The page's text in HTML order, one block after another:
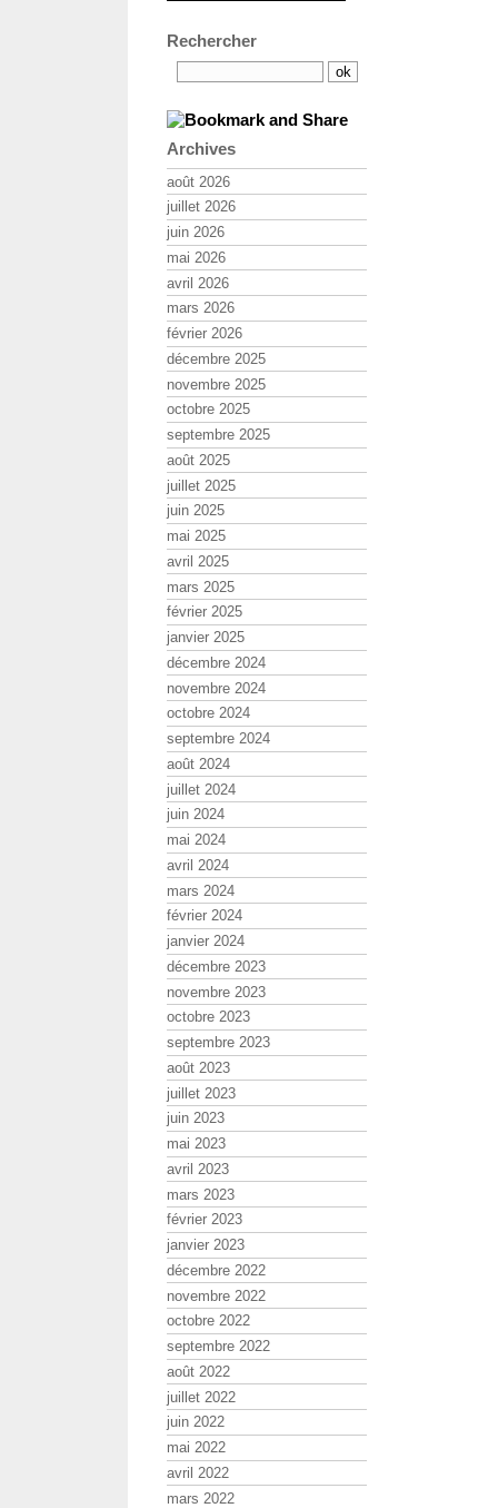
Rechercher
Archives
août 2026
juillet 2026
juin 2026
mai 2026
avril 2026
mars 2026
février 2026
décembre 2025
novembre 2025
octobre 2025
septembre 2025
août 2025
juillet 2025
juin 2025
mai 2025
avril 2025
mars 2025
février 2025
janvier 2025
décembre 2024
novembre 2024
octobre 2024
septembre 2024
août 2024
juillet 2024
juin 2024
mai 2024
avril 2024
mars 2024
février 2024
janvier 2024
décembre 2023
novembre 2023
octobre 2023
septembre 2023
août 2023
juillet 2023
juin 2023
mai 2023
avril 2023
mars 2023
février 2023
janvier 2023
décembre 2022
novembre 2022
octobre 2022
septembre 2022
août 2022
juillet 2022
juin 2022
mai 2022
avril 2022
mars 2022